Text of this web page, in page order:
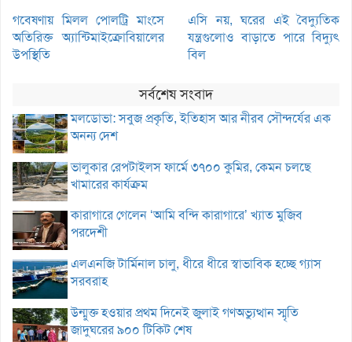
গবেষণায় মিলল পোলট্রি মাংসে
অতিরিক্ত অ্যান্টিমাইক্রোবিয়ালের
উপস্থিতি
এসি নয়, ঘরের এই বৈদ্যুতিক
যন্ত্রগুলোও বাড়াতে পারে বিদ্যুৎ
বিল
সর্বশেষ সংবাদ
মলডোভা: সবুজ প্রকৃতি, ইতিহাস আর নীরব সৌন্দর্যের এক
অনন্য দেশ
ভালুকার রেপটাইলস ফার্মে ৩৭০০ কুমির, কেমন চলছে
খামারের কার্যক্রম
কারাগারে গেলেন ‘আমি বন্দি কারাগারে’ খ্যাত মুজিব
পরদেশী
এলএনজি টার্মিনাল চালু, ধীরে ধীরে স্বাভাবিক হচ্ছে গ্যাস
সরবরাহ
উন্মুক্ত হওয়ার প্রথম দিনেই জুলাই গণঅভ্যুত্থান স্মৃতি
জাদুঘরের ৯০০ টিকিট শেষ